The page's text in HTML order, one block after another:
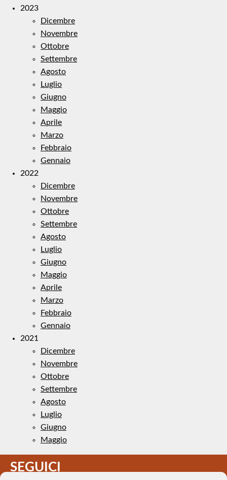
2023
Dicembre
Novembre
Ottobre
Settembre
Agosto
Luglio
Giugno
Maggio
Aprile
Marzo
Febbraio
Gennaio
2022
Dicembre
Novembre
Ottobre
Settembre
Agosto
Luglio
Giugno
Maggio
Aprile
Marzo
Febbraio
Gennaio
2021
Dicembre
Novembre
Ottobre
Settembre
Agosto
Luglio
Giugno
Maggio
SEGUICI